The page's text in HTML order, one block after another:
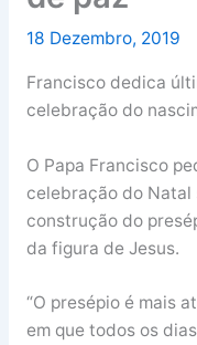
18 Dezembro, 2019
Francisco dedica
celebração do
O Papa Francisco
celebração do Natal
construção do
da figura de Jesus.
“O presépio é mais
em que todos os